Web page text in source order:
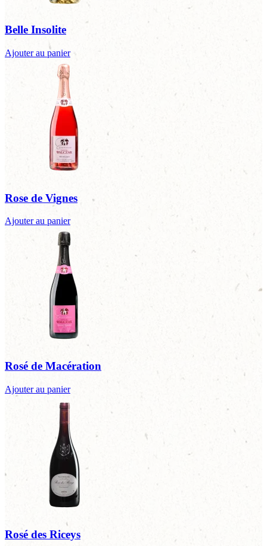
Belle Insolite
Ajouter au panier
Rose de Vignes
Ajouter au panier
Rosé de Macération
Ajouter au panier
Rosé des Riceys